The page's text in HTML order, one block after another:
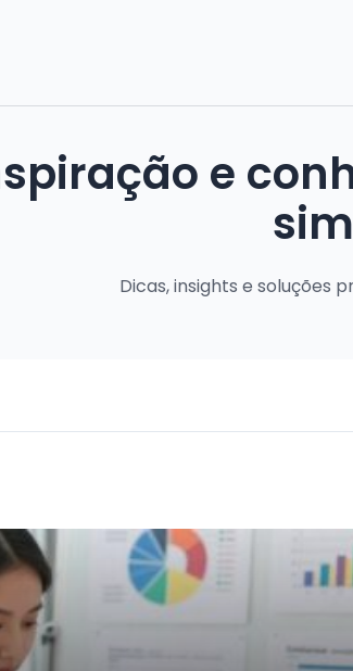
e
Dicas, insights e soluções